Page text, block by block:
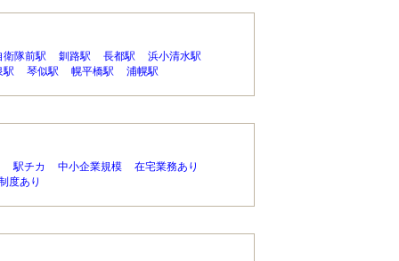
衛隊前駅 釧路駅 長都駅
浜小清水駅
駅 琴似駅 幌平橋駅 浦幌駅
駅チカ 中小企業規模
在宅業務あり
度あり